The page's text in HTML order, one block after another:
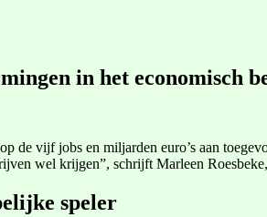
in het economisch
de vijf jobs en miljarden euro’s aan
wel krijgen”, schrijft Marleen
speler